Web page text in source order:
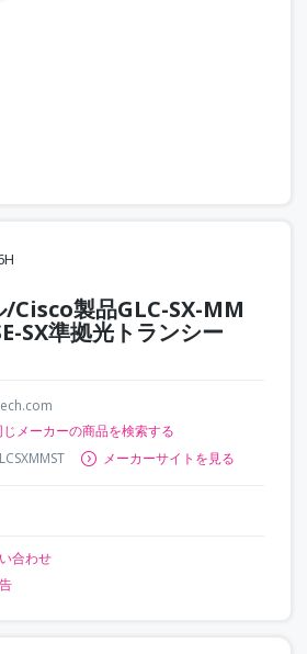
/Cisco製品GLC-SX-MM
SX準拠光トランシー
じメーカーの商品を検索する
メーカーサイトを見る
合わせ